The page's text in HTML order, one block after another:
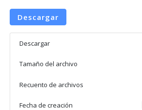
Descargar
Descargar
Tamaño del archivo
Recuento de archivos
Fecha de creación